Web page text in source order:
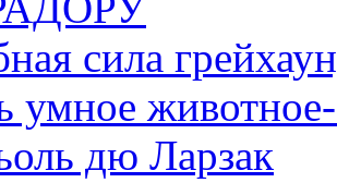
сила
умное животное-
дю Ларзак